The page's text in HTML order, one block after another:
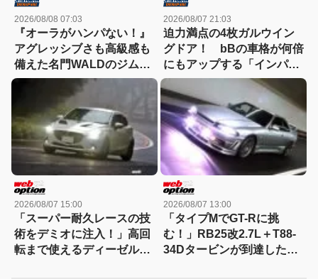
2026/08/08 07:03
『オーラがハンパない！』
アグレッシブさも高級感も
備えた名門WALDのジムニ
ーノマド用ボディキット
2026/08/07 21:03
迫力満点の4枚ガルウイン
グドア！ bBの車格が何倍
にもアップする「インパク
トVIP!!」規格外！
2026/08/07 15:00
「スーパー耐久レースの技
術をデミオに注入！」高回
転まで使えるディーゼルタ
2026/08/07 13:00
「タイプMでGT-Rに挑
む！」RB25改2.7L＋T88-
34Dタービンが到達した